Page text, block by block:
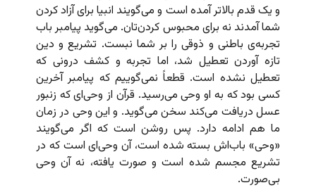
و یک قدم بالاتر آمده است و می‌گویند انبیا برای آزاد کردن
شما آمدند نه برای محبوس کردن‌تان. می‌گوید پیامبر باب
تجربه‌ی باطنی و ذوقی را بر شما نبست. تشریع و دین
تازه آوردن تعطیل شد، اما تجربه و کشف درونی که
تعطیل نشده است. قطعاً نمی‌گوییم که پیامبر آخرین
کسی بود که به او وحی می‌رسید. قرآن از وحی‌ای که زنبور
عسل دریافت می‌کند سخن می‌گوید. و این وحی در زمان
ما هم ادامه دارد. پس روشن است که اگر می‌گویند
«وحی» باب‌اش بسته شده است، آن وحی‌ای است که در
تشریع مجسم شده است و صورت یافته، نه آن وحی
بی‌صورت.